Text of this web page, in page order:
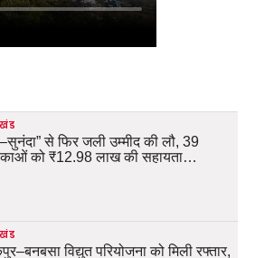
से फिर जली उम्मीद की लौ, 39
को ₹12.98 लाख की सहायता…
विद्युत परियोजना को मिली रफ्तार,